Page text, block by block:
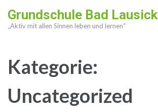
Inhalt
drücken)
Grundschule Bad Lausick
„Aktiv mit allen Sinnen leben und lernen“
Kategorie:
Uncategorized